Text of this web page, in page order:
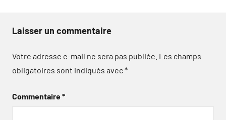
Laisser un commentaire
Votre adresse e-mail ne sera pas publiée. Les champs
obligatoires sont indiqués avec*
Commentaire*